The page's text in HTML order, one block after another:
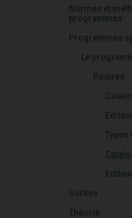
Normes et
programmes
Programmes
Le
Poutres
Types
Sorties
Théorie